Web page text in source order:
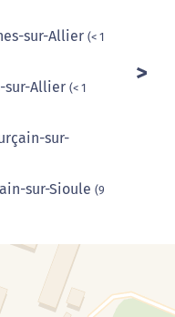
sur-Allier (< 1
sur-Allier (< 1
sur-
sur-Sioule (9